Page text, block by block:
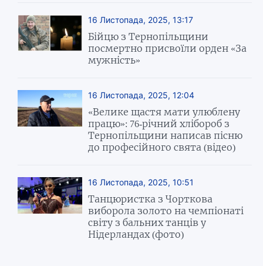
16 Листопада, 2025, 13:17
Бійцю з Тернопільщини
посмертно присвоїли орден «За
мужність»
16 Листопада, 2025, 12:04
«Велике щастя мати улюблену
працю»: 76-річний хлібороб з
Тернопільщини написав пісню
до професійного свята (відео)
16 Листопада, 2025, 10:51
Танцюристка з Чорткова
виборола золото на чемпіонаті
світу з бальних танців у
Нідерландах (фото)